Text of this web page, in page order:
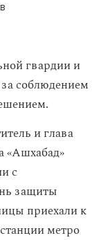
гвардии и
соблюдением
и глава
«Ашхабад»
с
защиты
приехали к
метро